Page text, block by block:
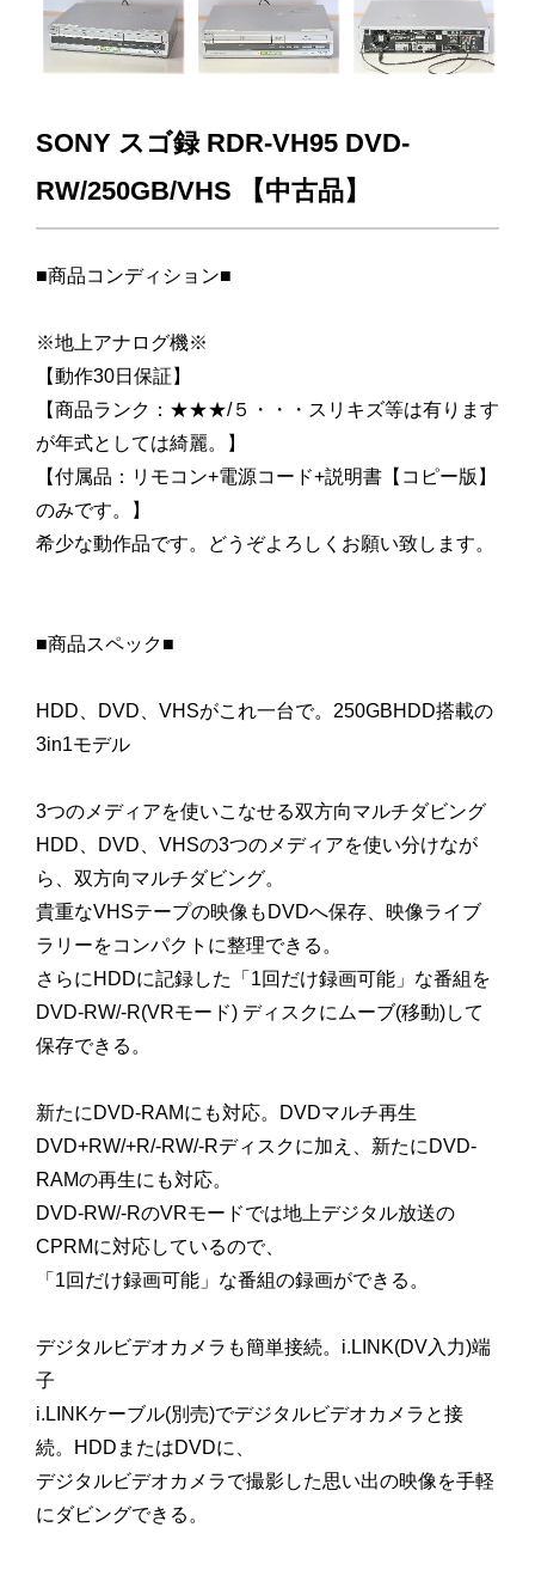
SONY スゴ録 RDR-VH95 DVD-
RW/250GB/VHS 【中古品】
■商品コンディション■
※地上アナログ機※
【動作30日保証】
【商品ランク：★★★/５・・・スリキズ等は有ります
が年式としては綺麗。】
【付属品：リモコン+電源コード+説明書【コピー版】
のみです。】
希少な動作品です。どうぞよろしくお願い致します。
■商品スペック■
HDD、DVD、VHSがこれ一台で。250GBHDD搭載の
3in1モデル
3つのメディアを使いこなせる双方向マルチダビング
HDD、DVD、VHSの3つのメディアを使い分けなが
ら、双方向マルチダビング。
貴重なVHSテープの映像もDVDへ保存、映像ライブ
ラリーをコンパクトに整理できる。
さらにHDDに記録した「1回だけ録画可能」な番組を
DVD-RW/-R(VRモード) ディスクにムーブ(移動)して
保存できる。
新たにDVD-RAMにも対応。DVDマルチ再生
DVD+RW/+R/-RW/-Rディスクに加え、新たにDVD-
RAMの再生にも対応。
DVD-RW/-RのVRモードでは地上デジタル放送の
CPRMに対応しているので、
「1回だけ録画可能」な番組の録画ができる。
デジタルビデオカメラも簡単接続。i.LINK(DV入力)端
子
i.LINKケーブル(別売)でデジタルビデオカメラと接
続。HDDまたはDVDに、
デジタルビデオカメラで撮影した思い出の映像を手軽
にダビングできる。